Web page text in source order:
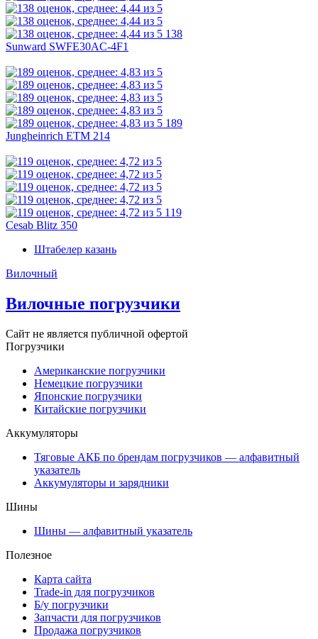
138
Sunward SWFE30AC-4F1
189
Jungheinrich ETM 214
119
Cesab Blitz 350
Штабелер казань
Вилочный
Вилочные погрузчики
Сайт не является публичной офертой
Погрузчики
Американские погрузчики
Немецкие погрузчики
Японские погрузчики
Китайские погрузчики
Аккумуляторы
Тяговые АКБ по брендам погрузчиков — алфавитный
указатель
Аккумуляторы и зарядники
Шины
Шины — алфавитный указатель
Полезное
Карта сайта
Trade-in для погрузчиков
Б/у погрузчики
Запчасти для погрузчиков
Продажа погрузчиков